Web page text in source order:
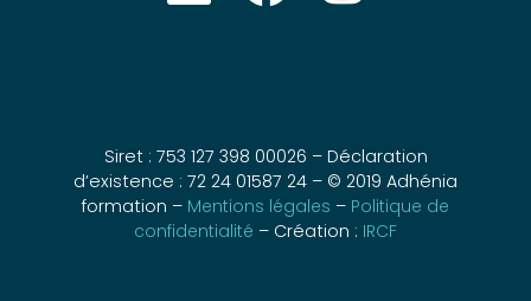
Siret : 753 127 398 00026 – Déclaration
d’existence : 72 24 01587 24 – © 2019 Adhénia
formation – Mentions légales
Politique de
confidentialité – Création : IRCF